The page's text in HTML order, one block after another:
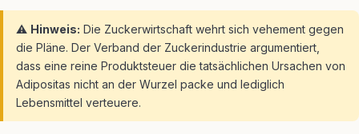
⚠️ Hinweis: Die Zuckerwirtschaft wehrt sich vehement gegen
die Pläne. Der Verband der Zuckerindustrie argumentiert,
dass eine reine Produktsteuer die tatsächlichen Ursachen von
Adipositas nicht an der Wurzel packe und lediglich
Lebensmittel verteuere.